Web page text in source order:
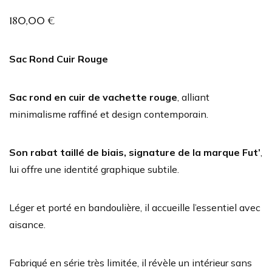
180,00€
Sac Rond Cuir Rouge
Sac rond en cuir de vachette rouge, alliant
minimalisme raffiné et design contemporain.
Son rabat taillé de biais, signature de la marque Fut’,
lui offre une identité graphique subtile.
Léger et porté en bandoulière, il accueille l’essentiel avec
aisance.
Fabriqué en série très limitée, il révèle un intérieur sans